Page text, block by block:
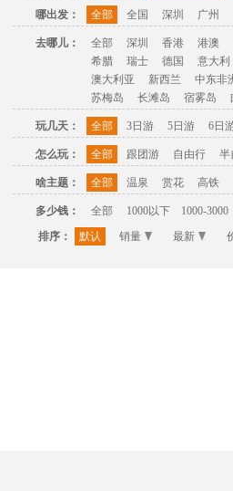
哪出发：
全部 全国 深圳 广州
去哪儿： 全部 深圳 香港 港澳
希腊
瑞士 德国 意大利
澳大利亚
新西兰 中东非
苏梅岛
长滩岛 宿雾岛
玩几天： 全部 3日游 5日游 6日
怎么玩： 全部 跟团游 自由行 半
啥主题： 全部 温泉 赏花 高铁
多少钱： 全部 1000以下 1000-3000
排序：
默认 销量 最新